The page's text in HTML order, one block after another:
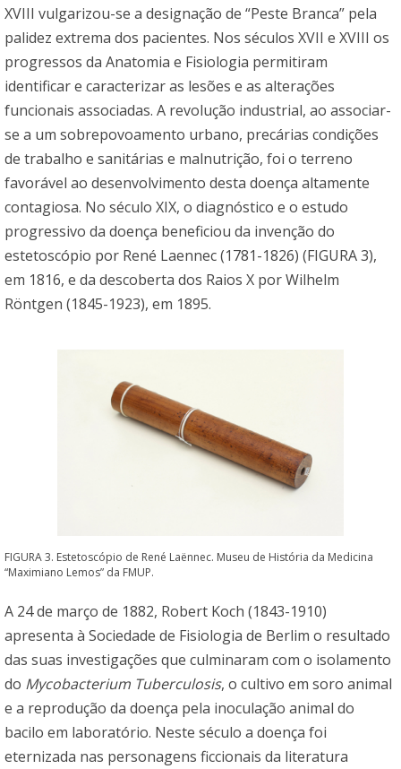
XVIII vulgarizou-se a designação de “Peste Branca” pela
palidez extrema dos pacientes. Nos séculos XVII e XVIII os
progressos da Anatomia e Fisiologia permitiram
identificar e caracterizar as lesões e as alterações
funcionais associadas. A revolução industrial, ao associar-
se a um sobrepovoamento urbano, precárias condições
de trabalho e sanitárias e malnutrição, foi o terreno
favorável ao desenvolvimento desta doença altamente
contagiosa. No século XIX, o diagnóstico e o estudo
progressivo da doença beneficiou da invenção do
estetoscópio por René Laennec (1781-1826) (FIGURA 3),
em 1816, e da descoberta dos Raios X por Wilhelm
Röntgen (1845-1923), em 1895.
FIGURA 3. Estetoscópio de René Laënnec. Museu de História da Medicina
“Maximiano Lemos” da FMUP.
A 24 de março de 1882, Robert Koch (1843-1910)
apresenta à Sociedade de Fisiologia de Berlim o resultado
das suas investigações que culminaram com o isolamento
do Mycobacterium Tuberculosis, o cultivo em soro animal
e a reprodução da doença pela inoculação animal do
bacilo em laboratório. Neste século a doença foi
eternizada nas personagens ficcionais da literatura